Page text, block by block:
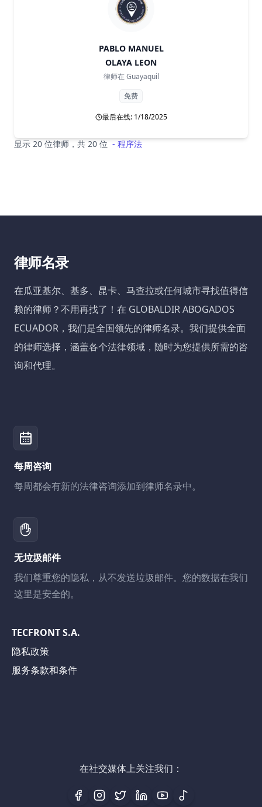
PABLO MANUEL
OLAYA LEON
律师在 Guayaquil
免费
最后在线: 1/18/2025
显示 20 位律师，共 20 位 - 程序法
律师名录
在瓜亚基尔、基多、昆卡、马查拉或任何城市寻找值得信
赖的律师？不用再找了！在 GLOBALDIR ABOGADOS
ECUADOR，我们是全国领先的律师名录。我们提供全面
的律师选择，涵盖各个法律领域，随时为您提供所需的咨
询和代理。
每周咨询
每周都会有新的法律咨询添加到律师名录中。
无垃圾邮件
我们尊重您的隐私，从不发送垃圾邮件。您的数据在我们
这里是安全的。
TECFRONT S.A.
隐私政策
服务条款和条件
在社交媒体上关注我们：